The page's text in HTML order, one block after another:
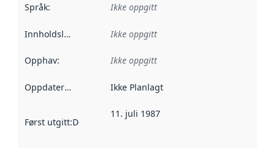
Språk: Ikke oppgitt
Innholdsleverandører :
Ikke oppgitt
Opphav: Ikke oppgitt
Oppdateringsfrekvens :
Ikke Planlagt
Først utgitt:Denne datoen sier når dataene i dette
11. juli 1987